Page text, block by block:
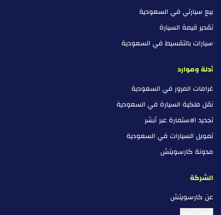
بيع سيارتي في السعودية
تقدير قيمة السيارة
سيارات بالتقسيط في السعودية
أدلة وموارد
غرامات المرور في السعودية
نقل ملكية السيارة في السعودية
تجديد الاستمارة عبر أبشر
تمويل السيارات في السعودية
مدونة كارسويتش
الشركة
عن كارسويتش